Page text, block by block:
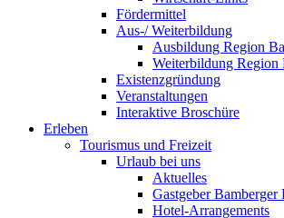
Fördermittel
Aus-/ Weiterbildung
Ausbildung Region
Weiterbildung Region
Existenzgründung
Veranstaltungen
Interaktive Broschüre
Erleben
Tourismus und Freizeit
Urlaub bei uns
Aktuelles
Gastgeber Bamberger
Hotel-Arrangements